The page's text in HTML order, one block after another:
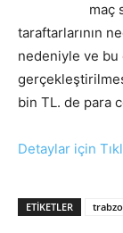
maç
taraftarlarının
nedeniyle ve bu
bin TL. de para
Detaylar için
ETIKETLER